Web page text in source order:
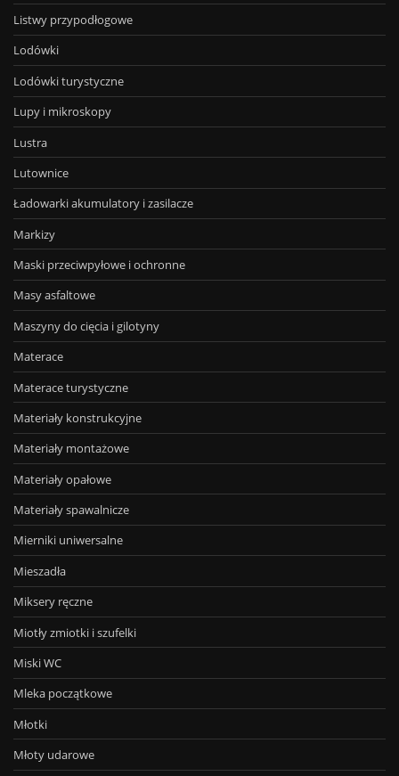
Listwy przypodłogowe
Lodówki
Lodówki turystyczne
Lupy i mikroskopy
Lustra
Lutownice
Ładowarki akumulatory i zasilacze
Markizy
Maski przeciwpyłowe i ochronne
Masy asfaltowe
Maszyny do cięcia i gilotyny
Materace
Materace turystyczne
Materiały konstrukcyjne
Materiały montażowe
Materiały opałowe
Materiały spawalnicze
Mierniki uniwersalne
Mieszadła
Miksery ręczne
Miotły zmiotki i szufelki
Miski WC
Mleka początkowe
Młotki
Młoty udarowe